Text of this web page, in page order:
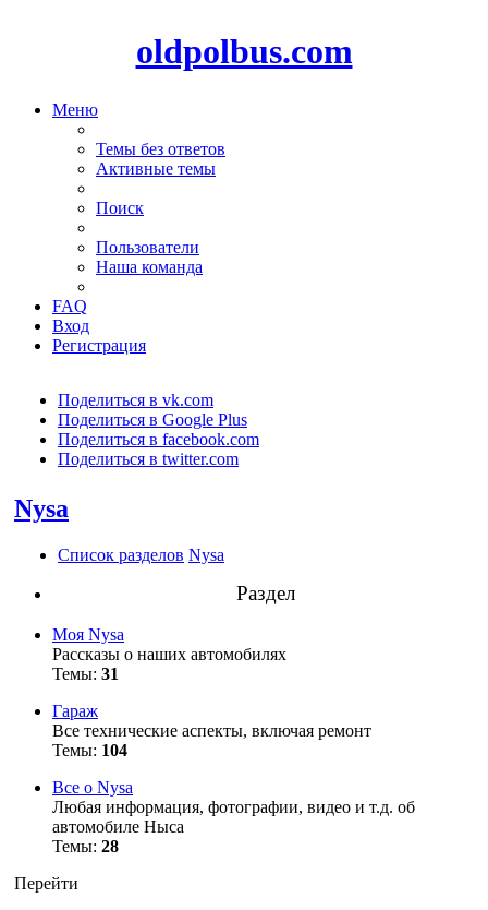
oldpolbus.com
Меню
Темы без ответов
Активные темы
Поиск
Пользователи
Наша команда
FAQ
Вход
Регистрация
Поделиться в vk.com
Поделиться в Google Plus
Поделиться в facebook.com
Поделиться в twitter.com
Nysa
Список разделов Nysa
Раздел
Моя Nysa
Рассказы о наших автомобилях
Темы: 31
Гараж
Все технические аспекты, включая ремонт
Темы: 104
Все о Nysa
Любая информация, фотографии, видео и т.д. об
автомобиле Ныса
Темы: 28
Перейти